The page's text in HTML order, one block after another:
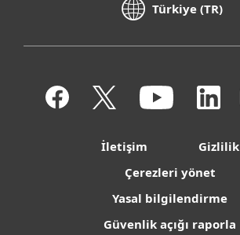
Türkiye (TR)
İletişim
Gizlilik
Çerezleri yönet
Yasal bilgilendirme
Güvenlik açığı raporla